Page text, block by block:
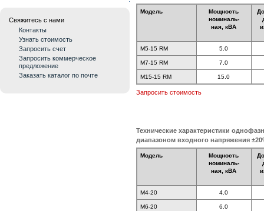
Свяжитесь с нами
Контакты
Узнать стоимость
Запросить счет
Запросить коммерческое
предложение
Заказать каталог по почте
Модель
Мощность
номиналь-
ная, кВА
M5-15 RM 5.0
M7-15 RM 7.0
M15-15 RM 15.0
Запросить стоимость
Технические характеристики
диапазоном входного напряжения
Модель
Мощность
номиналь-
ная, кВА
M4-20 4.0
M6-20 6.0